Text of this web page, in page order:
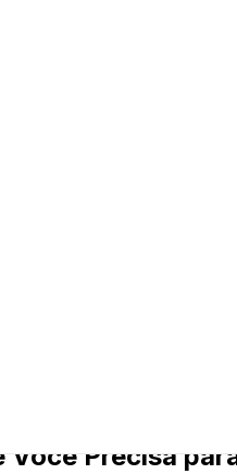
Precisa